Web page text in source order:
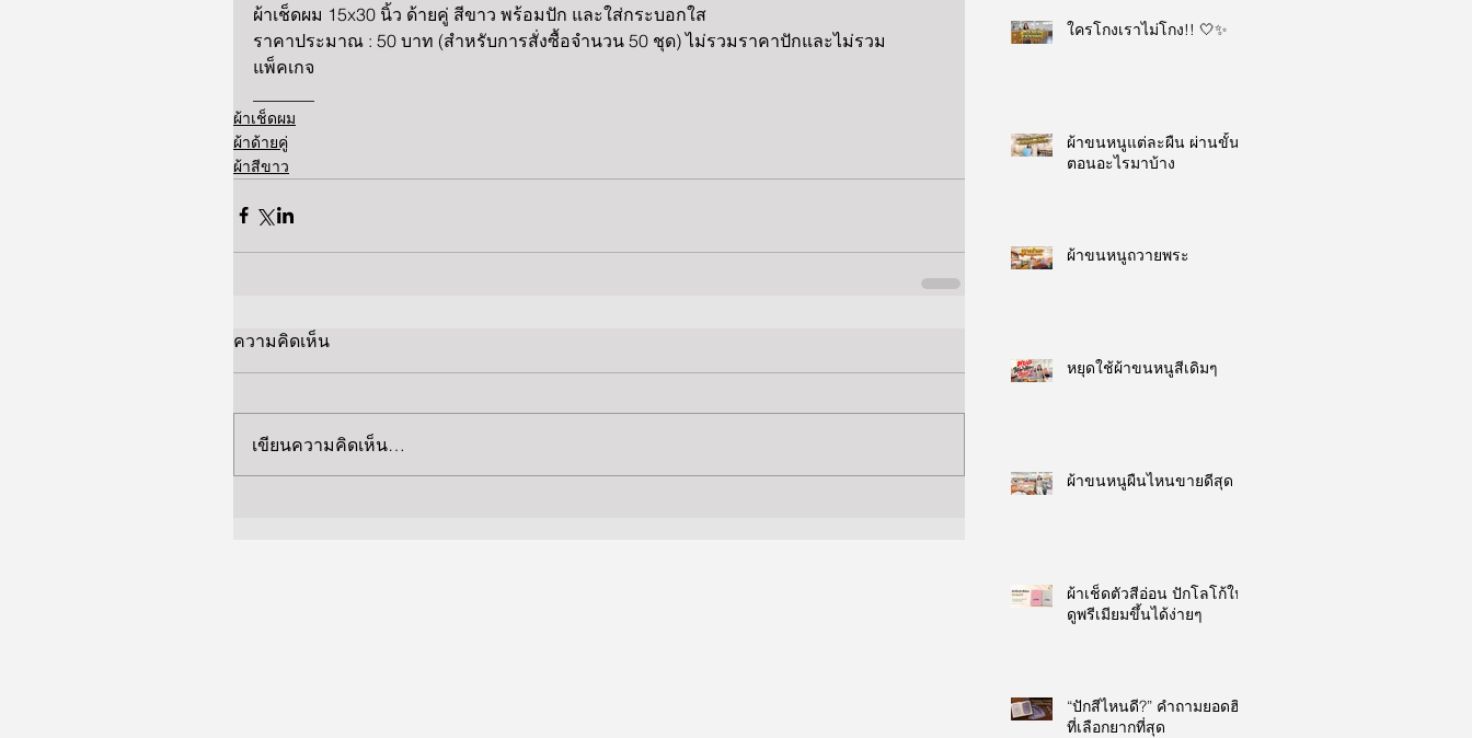
ผ้าเช็ดผม 15x30 นิ้ว ด้ายคู่ สีขาว พร้อมปัก และใส่กระบอกใส
ราคาประมาณ : 50 บาท (สำหรับการสั่งซื้อจำนวน 50 ชุด) ไม่รวมราคาปักและไม่รวม
แพ็คเกจ
ผ้าเช็ดผม
ผ้าด้ายคู่
ผ้าสีขาว
ความคิดเห็น
เขียนความคิดเห็น…
ใครโกงเราไม่โกง!! 🤍✨
ผ้าขนหนูแต่ละผืน ผ่านขั้น
ตอนอะไรมาบ้าง
ผ้าขนหนูถวายพระ
หยุดใช้ผ้าขนหนูสีเดิมๆ
ผ้าขนหนูผืนไหนขายดีสุด
ผ้าเช็ดตัวสีอ่อน ปักโลโก้ให้
ดูพรีเมียมขึ้นได้ง่ายๆ
“ปักสีไหนดี?” คำถามยอดฮิต
ที่เลือกยากที่สุด